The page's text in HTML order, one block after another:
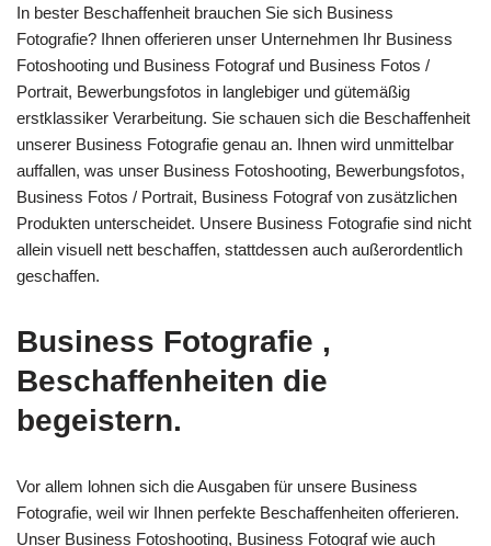
In bester Beschaffenheit brauchen Sie sich Business
Fotografie? Ihnen offerieren unser Unternehmen Ihr Business
Fotoshooting und Business Fotograf und Business Fotos /
Portrait, Bewerbungsfotos in langlebiger und gütemäßig
erstklassiker Verarbeitung. Sie schauen sich die Beschaffenheit
unserer Business Fotografie genau an. Ihnen wird unmittelbar
auffallen, was unser Business Fotoshooting, Bewerbungsfotos,
Business Fotos / Portrait, Business Fotograf von zusätzlichen
Produkten unterscheidet. Unsere Business Fotografie sind nicht
allein visuell nett beschaffen, stattdessen auch außerordentlich
geschaffen.
Business Fotografie ,
Beschaffenheiten die
begeistern.
Vor allem lohnen sich die Ausgaben für unsere Business
Fotografie, weil wir Ihnen perfekte Beschaffenheiten offerieren.
Unser Business Fotoshooting, Business Fotograf wie auch